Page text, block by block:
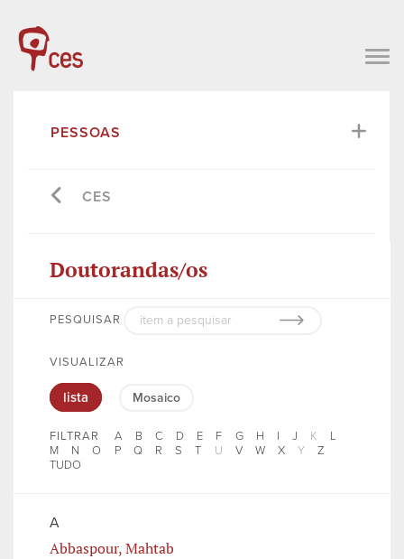
PESSOAS
CES
Doutorandas/os
PESQUISAR
VISUALIZAR
lista Mosaico
FILTRAR A B C D E F G H I J K
L
M
N O P Q R S T U V W X Y
Z
TUDO
A
Abbaspour, Mahtab